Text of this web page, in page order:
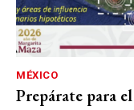
MÉXICO
Prepárate para